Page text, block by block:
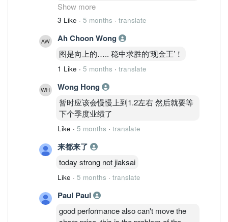
​刚读完高产柅品（KOSSAN, 7153）最新
健”。
在手套行业还在复苏泥沼中挣扎时，
Kossan 交出了一份相当有底气的成绩
单。
​以下是我的一些复盘与思考：
​1️⃣ Kossan 财报划重点：营收虽降，利润
​净利润： 全年净赚 1.513 亿令吉（按年
增长 28%），第四季度单季表现尤其亮
​营收： 全年录得 17.5 亿令吉，同比下滑
Show more
3 Like · 5 months · translate
Ah Choon Wong
图是向上的….. 稳中求胜的‘现金王’！
1 Like · 5 months · translate
Wong Hong
暂时应该会慢慢上到1.2左右 然后就要等
下个季度业绩了
Like · 5 months · translate
来都来了
today strong not jiaksai
Like · 5 months · translate
Paul Paul
good performance also can't move the